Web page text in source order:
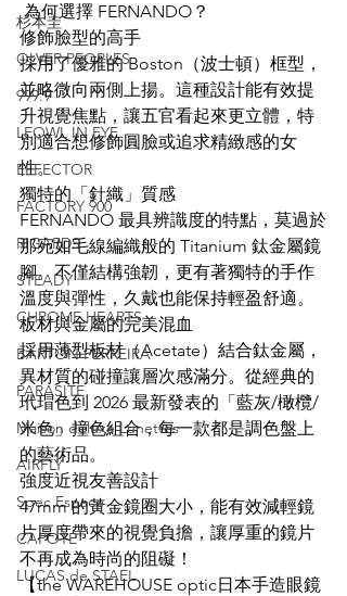
杉本圭
OLVER PEOPLES
999.9
LEOWL IN EYE
EFFECTOR
FACTORY 900
RIGARDS
STEADY
CHROME HEARTS
BARTON PERREIRA
PARASITE
Maison deluxe Lunettes
AIRFLY
Spec Espace
CAPOTE
LUCAS de STAEL
為何選擇 FERNANDO？
修飾臉型的高手
採用了優雅的 Boston（波士頓）框型，
並略微向兩側上揚。這種設計能有效提
升視覺焦點，讓五官看起來更立體，特
別適合想修飾圓臉或追求精緻感的女
性。
獨特的「針織」質感
FERNANDO 最具辨識度的特點，莫過於
那宛如毛線編織般的 Titanium 鈦金屬鏡
腳。不僅結構強韌，更有著獨特的手作
溫度與彈性，久戴也能保持輕盈舒適。
板材與金屬的完美混血
採用薄型板材（Acetate）結合鈦金屬，
異材質的碰撞讓層次感滿分。從經典的
玳瑁色到 2026 最新發表的「藍灰/橄欖/
米色」撞色組合，每一款都是調色盤上
的藝術品。
強度近視友善設計
47mm 的黃金鏡圈大小，能有效減輕鏡
片厚度帶來的視覺負擔，讓厚重的鏡片
不再成為時尚的阻礙！
【the WAREHOUSE optic日本手造眼鏡